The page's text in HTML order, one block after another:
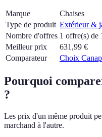
Marque
Chaises
Type de produit Extérieur &
Nombre d'offres 1 offre(s) de
Meilleur prix
631,99 €
Comparateur
Choix
Pourquoi
?
Les prix d'un même produit
marchand à l'autre.